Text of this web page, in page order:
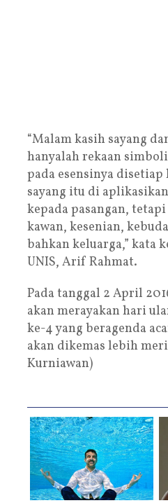
“Malam kasih sayang
hanyalah rekaan
pada esensinya
sayang itu di
kepada pasangan,
kawan, kesenian,
bahkan keluarga,” kata
UNIS, Arif Rahmat.
Pada tanggal 2 April
akan merayakan hari
ke-4 yang beragenda
akan dikemas lebih
Kurniawan)